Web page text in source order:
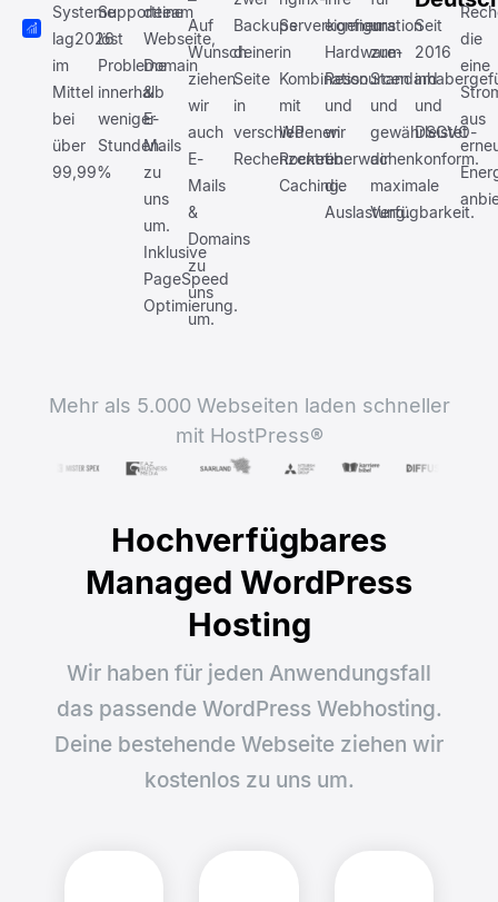
Systeme
lag2026
im
Mittel
bei
über
99,99%
Supportteam
löst
Probleme
innerhalb
weniger
Stunden.
deine
Webseite,
Domain
&
E-
Mails
zu
uns
um.
Inklusive
PageSpeed
Optimierung.
Auf
Wunsch
ziehen
wir
auch
E-
Mails
&
Domains
zu
uns
um.
Backups
deiner
Seite
in
verschiedenen
Rechenzentren.
Serverkonfiguration
in
Kombination
mit
WP
Rocket
Caching.
eigenen
Hardware-
Ressourcen
und
wir
überwachen
die
Auslastung.
uns
zum
Standard
und
gewährleistet
dir
maximale
Verfügbarkeit.
Seit
2016
und
DSGVO-
konform.
die
eine
aus
Mehr als 5.000 Webseiten laden schneller
mit HostPress®
Hochverfügbares
Managed WordPress
Hosting
Wir haben für jeden Anwendungsfall
das passende WordPress Webhosting.
Deine bestehende Webseite ziehen wir
kostenlos zu uns um.